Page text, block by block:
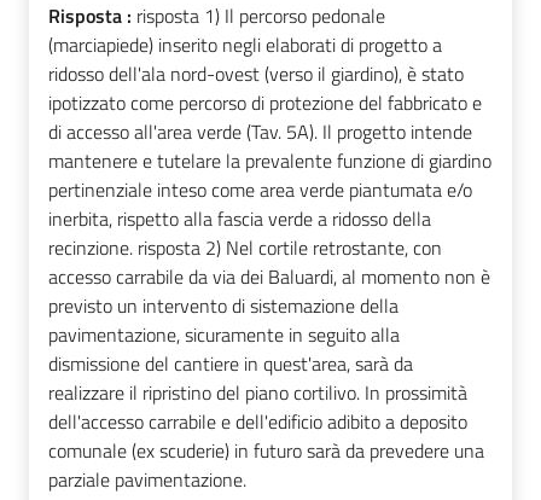
Risposta : risposta 1) Il percorso pedonale
(marciapiede) inserito negli elaborati di progetto a
ridosso dell'ala nord-ovest (verso il giardino), è stato
ipotizzato come percorso di protezione del fabbricato e
di accesso all'area verde (Tav. 5A). Il progetto intende
mantenere e tutelare la prevalente funzione di giardino
pertinenziale inteso come area verde piantumata e/o
inerbita, rispetto alla fascia verde a ridosso della
recinzione. risposta 2) Nel cortile retrostante, con
accesso carrabile da via dei Baluardi, al momento non è
previsto un intervento di sistemazione della
pavimentazione, sicuramente in seguito alla
dismissione del cantiere in quest'area, sarà da
realizzare il ripristino del piano cortilivo. In prossimità
dell'accesso carrabile e dell'edificio adibito a deposito
comunale (ex scuderie) in futuro sarà da prevedere una
parziale pavimentazione.